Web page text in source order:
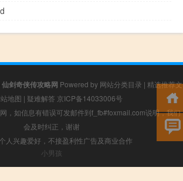
仙剑奇侠传攻略网 Powered by 网站分类目录 | 精选推荐文
地图 | 疑难解答 京ICP备14033006号
，如信息有错误可发邮件到f_fb#foxmail.com说明，我们
会及时纠正，谢谢
人兴趣爱好，不接盈利性广告及商业合作
小男孩